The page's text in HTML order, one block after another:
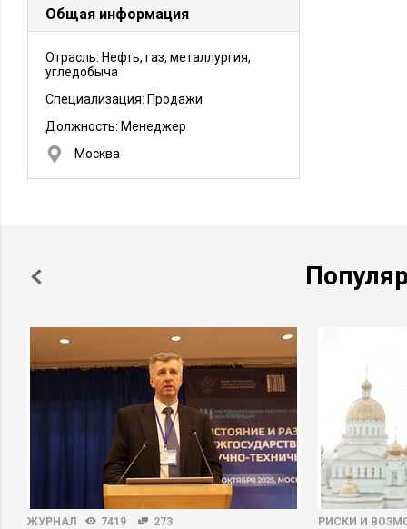
Общая информация
Отрасль: Нефть, газ, металлургия,
угледобыча
Специализация: Продажи
Должность: Менеджер
Москва
ЖУРНАЛ 7419 273 РИСКИ И